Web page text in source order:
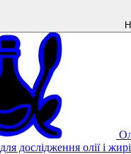
дослідження олії і